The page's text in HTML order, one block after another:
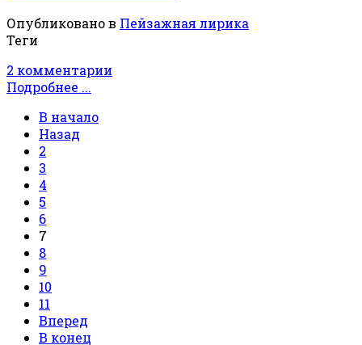
Опубликовано в Пейзажная лирика
Теги
2 комментарии
Подробнее ...
В начало
Назад
2
3
4
5
6
7
8
9
10
11
Вперед
В конец